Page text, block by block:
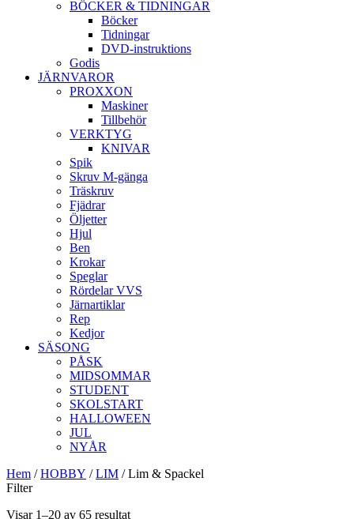
BÖCKER & TIDNINGAR
Böcker
Tidningar
DVD-instruktions
Godis
JÄRNVAROR
PROXXON
Maskiner
Tillbehör
VERKTYG
KNIVAR
Spik
Skruv M-gänga
Träskruv
Fjädrar
Öljetter
Hjul
Ben
Krokar
Speglar
Rördelar VVS
Järnartiklar
Rep
Kedjor
SÄSONG
PÅSK
MIDSOMMAR
STUDENT
SKOLSTART
HALLOWEEN
JUL
NYÅR
Hem /HOBBY /LIM / Lim & Spackel
Filter
Visar 1–20 av 65 resultat